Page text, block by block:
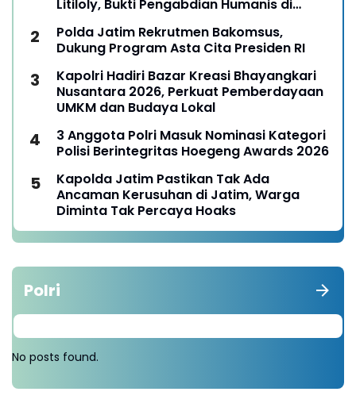
Litiloly, Bukti Pengabdian Humanis di
Polda Jatim Rekrutmen Bakomsus,
Dukung Program Asta Cita Presiden RI
Kapolri Hadiri Bazar Kreasi Bhayangkari
Nusantara 2026, Perkuat Pemberdayaan
UMKM dan Budaya Lokal
3 Anggota Polri Masuk Nominasi Kategori
Polisi Berintegritas Hoegeng Awards 2026
Kapolda Jatim Pastikan Tak Ada
Ancaman Kerusuhan di Jatim, Warga
Diminta Tak Percaya Hoaks
Polri
No posts found.